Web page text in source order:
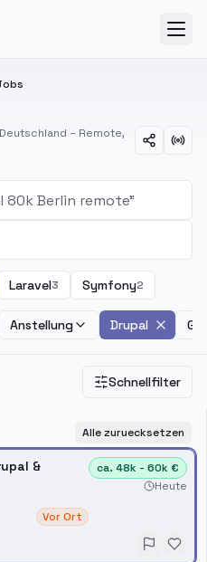
– Remote,
Laravel3 Symfony2
Anstellung Drupal
Schnellfilter
Alle zuruecksetzen
&
Vor Ort
ca. 48k - 60k €
Heute